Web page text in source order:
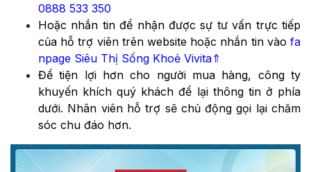
0888 533 350
Hoặc nhắn tin để nhận được sự tư vấn trực tiếp
của hỗ trợ viên trên website hoặc nhắn tin vào fa
npage Siêu Thị Sống Khoẻ Vivita⇑
Để tiện lợi hơn cho người mua hàng, công ty
khuyến khích quý khách để lại thông tin ở phía
dưới. Nhân viên hỗ trợ sẽ chủ động gọi lại chăm
sóc chu đáo hơn.